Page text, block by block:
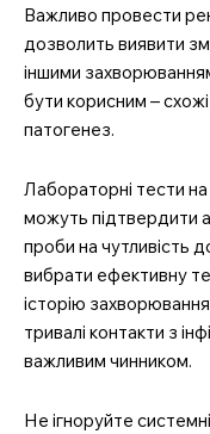
Важливо провести
дозволить виявити
іншими
бути корисним –
патогенез.
Лабораторні тести на
можуть підтвердити
проби на чутливість
вибрати ефективну
історію
тривалі контакти з
важливим чинником.
Не ігноруйте